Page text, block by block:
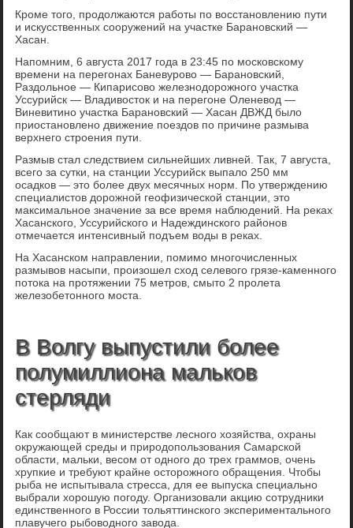
Кроме того, продолжаются работы по восстановлению пути
и искусственных сооружений на участке Барановский —
Хасан.
Напомним, 6 августа 2017 года в 23:45 по московскому
времени на перегонах Баневурово — Барановский,
Раздольное — Кипарисово железнодорожного участка
Уссурийск — Владивосток и на перегоне Оленевод —
Виневитино участка Барановский — Хасан ДВЖД было
приостановлено движение поездов по причине размыва
верхнего строения пути.
Размыв стал следствием сильнейших ливней. Так, 7 августа,
всего за сутки, на станции Уссурийск выпало 250 мм
осадков — это более двух месячных норм. По утверждению
специалистов дорожной геофизической станции, это
максимальное значение за все время наблюдений. На реках
Хасанского, Уссурийского и Надеждинского районов
отмечается интенсивный подъем воды в реках.
На Хасанском направлении, помимо многочисленных
размывов насыпи, произошел сход селевого грязе-каменного
потока на протяжении 75 метров, смыто 2 пролета
железобетонного моста.
В Волгу выпустили более
полумиллиона мальков
стерляди
Как сообщают в министерстве лесного хозяйства, охраны
окружающей среды и природопользования Самарской
области, мальки, весом от одного до трех граммов, очень
хрупкие и требуют крайне осторожного обращения. Чтобы
рыба не испытывала стресса, для ее выпуска специально
выбрали хорошую погоду. Организовали акцию сотрудники
единственного в России тольяттинского экспериментального
плавучего рыбоводного завода.